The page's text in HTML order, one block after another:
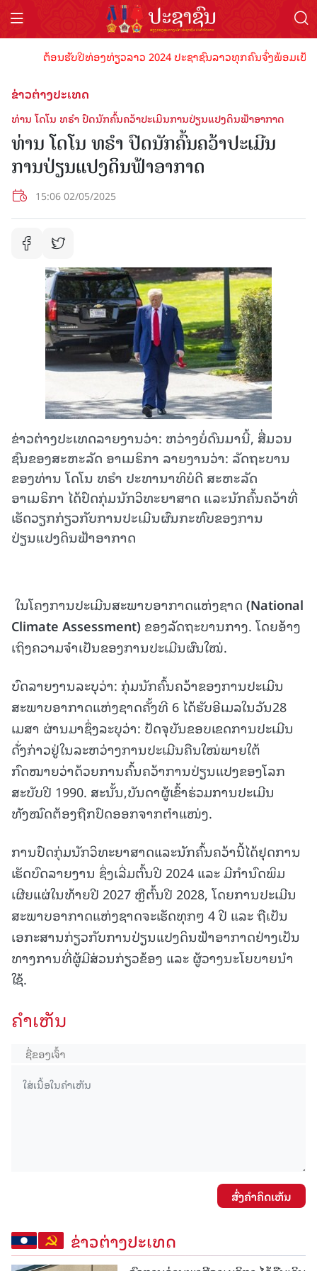
ຕ້ອນຮັບປີທ່ອງທ່ຽວລາວ 2024 ປະຊາຊົນລາວທຸກຄົນຈົ່ງພ້ອມເປັນ
ຂ່າວຕ່າງປະເທດ
ທ່ານ ໂດໂນ ທຣໍາ ປົດນັກຄົ້ນຄວ້າປະເມີນການປ່ຽນແປງດິນຟ້າອາກາດ
ທ່ານ ໂດໂນ ທຣໍາ ປົດນັກຄົ້ນຄວ້າປະເມີນ
ການປ່ຽນແປງດິນຟ້າອາກາດ
15:06 02/05/2025
ຂ່າວຕ່າງປະເທດລາຍງານວ່າ: ຫວ່າງບໍ່ດົນມານີ້, ສື່ມວນ
ຊົນຂອງສະຫະລັດ ອາເມຣິກາ ລາຍງານວ່າ: ລັດຖະບານ
ຂອງທ່ານ ໂດໂນ ທຣໍາ ປະທານາທິບໍດີ ສະຫະລັດ
ອາເມຣິກາ ໄດ້ປົດກຸ່ມນັກວິທະຍາສາດ ແລະນັກຄົ້ນຄວ້າທີ່
ເຮັດວຽກກ່ຽວກັບການປະເມີນຜົນກະທົບຂອງການ
ປ່ຽນແປງດິນຟ້າອາກາດ
ໃນໂຄງການປະເມີນສະພາບອາກາດແຫ່ງຊາດ (National
Climate Assessment) ຂອງລັດຖະບານກາງ. ໂດຍອ້າງ
ເຖິງຄວາມຈຳເປັນຂອງການປະເມີນຜົນໃໝ່.
ບົດລາຍງານລະບຸວ່າ: ກຸ່ມນັກຄົ້ນຄວ້າຂອງການປະເມີນ
ສະພາບອາກາດແຫ່ງຊາດຄັ້ງທີ 6 ໄດ້ຮັບອີເມລໃນວັນ28
ເມສາ ຜ່ານມາຊຶ່ງລະບຸວ່າ: ປັດຈຸບັນຂອບເຂດການປະເມີນ
ດັ່ງກ່າວຢູ່ໃນລະຫວ່າງການປະເມີນຄືນໃໝ່ພາຍໃຕ້
ກົດໝາຍວ່າດ້ວຍການຄົ້ນຄວ້າການປ່ຽນແປງຂອງໂລກ
ສະບັບປີ 1990. ສະນັ້ນ,ບັນດາຜູ້ເຂົ້າຮ່ວມການປະເມີນ
ທັງໝົດຕ້ອງຖືກປົດອອກຈາກຕໍາແໜ່ງ.
ການປົດກຸ່ມນັກວິທະຍາສາດແລະນັກຄົ້ນຄວ້ານີ້ໄດ້ຢຸດການ
ເຮັດບົດລາຍງານ ຊຶ່ງເລີ່ມຕົ້ນປີ 2024 ແລະ ມີກໍານົດພິມ
ເຜີຍແຜ່ໃນທ້າຍປີ 2027 ຫຼືຕົ້ນປີ 2028, ໂດຍການປະເມີນ
ສະພາບອາກາດແຫ່ງຊາດຈະເຮັດທຸກໆ 4 ປີ ແລະ ຖືເປັນ
ເອກະສານກ່ຽວກັບການປ່ຽນແປງດິນຟ້າອາກາດຢ່າງເປັນ
ທາງການທີ່ຜູ້ມີສ່ວນກ່ຽວຂ້ອງ ແລະ ຜູ້ວາງນະໂຍບາຍນຳ
ໃຊ້.
ຄໍາເຫັນ
ສົ່ງຄໍາຄິດເຫັນ
ຂ່າວຕ່າງປະເທດ